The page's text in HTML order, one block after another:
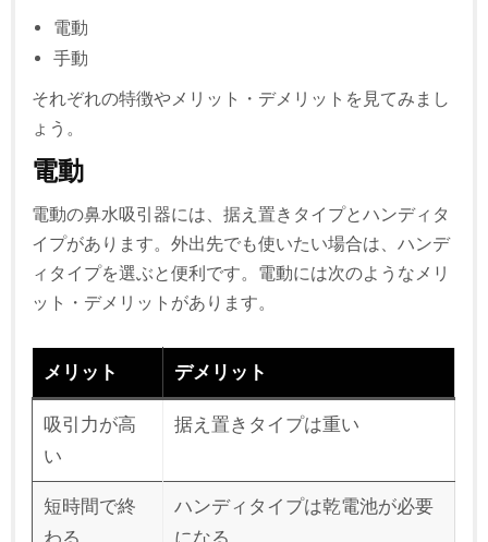
電動
手動
それぞれの特徴やメリット・デメリットを見てみまし
ょう。
電動
電動の鼻水吸引器には、据え置きタイプとハンディタ
イプがあります。外出先でも使いたい場合は、ハンデ
ィタイプを選ぶと便利です。電動には次のようなメリ
ット・デメリットがあります。
メリット デメリット
吸引力が高
い
据え置きタイプは重い
短時間で終
ハンディタイプは乾電池が必要